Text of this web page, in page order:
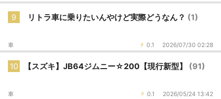
9 リトラ車に乗りたいんやけど実際どうなん？ (1)
0.1 2026/07/30 02:28
車
10 【スズキ】JB64ジムニー☆200【現行新型】 (91)
0.1 2026/05/24 13:42
車